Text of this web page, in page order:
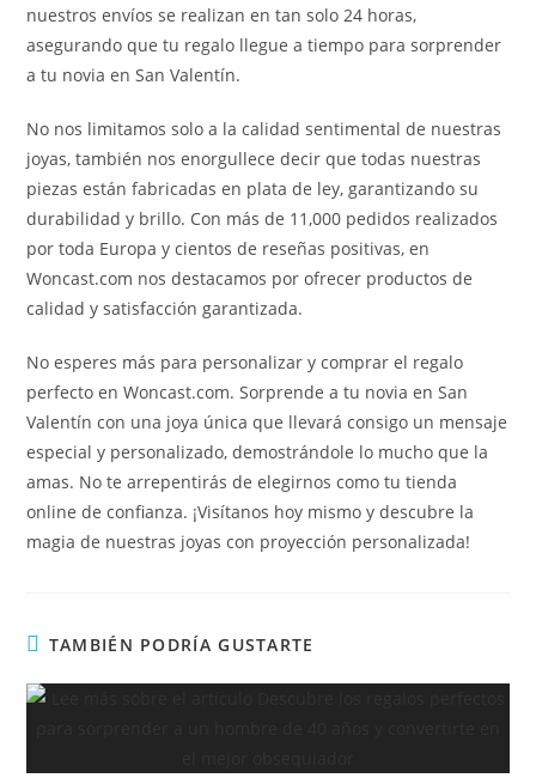
nuestros envíos se realizan en tan solo 24 horas,
asegurando que tu regalo llegue a tiempo para sorprender
a tu novia en San Valentín.
No nos limitamos solo a la calidad sentimental de nuestras
joyas, también nos enorgullece decir que todas nuestras
piezas están fabricadas en plata de ley, garantizando su
durabilidad y brillo. Con más de 11,000 pedidos realizados
por toda Europa y cientos de reseñas positivas, en
Woncast.com nos destacamos por ofrecer productos de
calidad y satisfacción garantizada.
No esperes más para personalizar y comprar el regalo
perfecto en Woncast.com. Sorprende a tu novia en San
Valentín con una joya única que llevará consigo un mensaje
especial y personalizado, demostrándole lo mucho que la
amas. No te arrepentirás de elegirnos como tu tienda
online de confianza. ¡Visítanos hoy mismo y descubre la
magia de nuestras joyas con proyección personalizada!
TAMBIÉN PODRÍA GUSTARTE